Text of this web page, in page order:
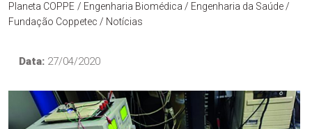
Planeta COPPE / Engenharia Biomédica / Engenharia da Saúde /
Fundação Coppetec / Notícias
Data: 27/04/2020